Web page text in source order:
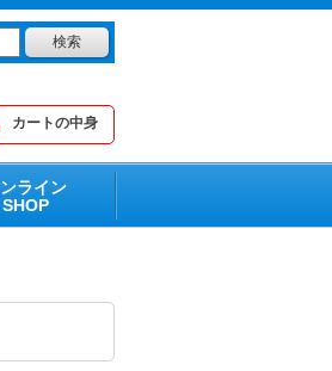
カートの中身
ライン
SHOP